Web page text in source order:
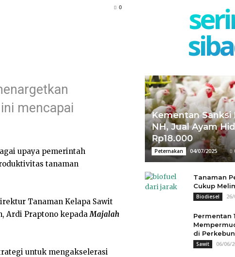
0
mencapai
upaya pemerintah
tanaman
Tanaman Kelapa Sawit
Ardi Praptono kepadaMajalah
untuk mengakselerasi
Kementan Sanksi
NH, Jual Ayam
Rp18.000
Peternakan 04/07/2025
Tanaman
Cukup
Biodiesel
Permentan
di
Sawit 06/06/